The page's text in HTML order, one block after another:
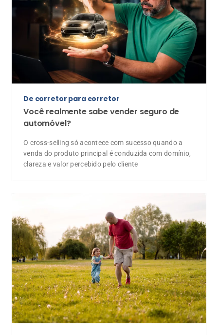
De corretor para corretor
Você realmente sabe vender seguro de
automóvel?
O cross-selling só acontece com sucesso quando a
venda do produto principal é conduzida com domínio,
clareza e valor percebido pelo cliente